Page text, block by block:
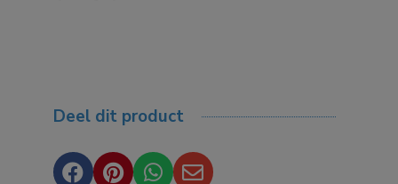
Deel dit product
   